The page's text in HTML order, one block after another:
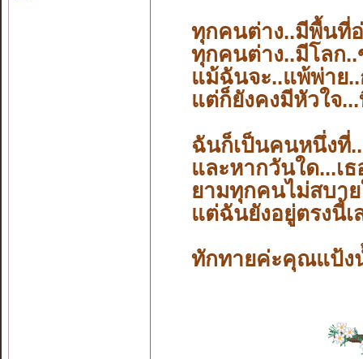
ทุกคนต่าง..มีพื้นที่
ทุกคนต่าง..มีโลก
แม้ฉันจะ..แพ้พ่าย..
แต่ก็ยังคงมีหัวใจ
ฉันก็เป็นคนหนึ่งที่
และหากวันใด...เ
ยามทุกคนไม่สบาย
แต่ฉันยังอยู่ตรงนี้เ
ทักทายค่ะคุณแป้ง